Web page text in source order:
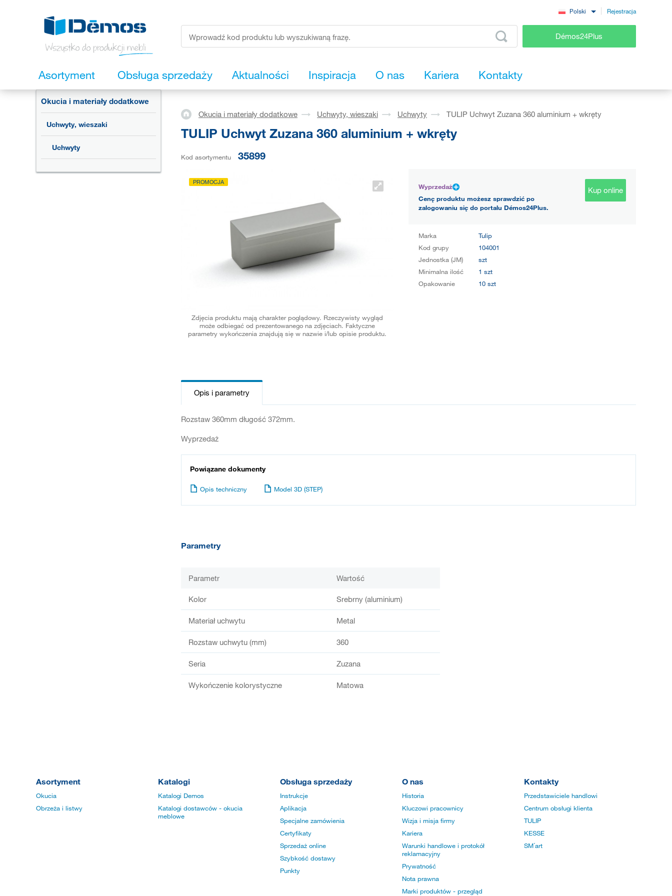
Polski Rejestracja
Démos24Plus
Asortyment Obsługa sprzedaży Aktualności Inspiracja O nas Kariera Kontakty
Okucia i materiały dodatkowe
Uchwyty, wieszaki
Uchwyty
Okucia i materiały dodatkowe Uchwyty, wieszaki Uchwyty TULIP Uchwyt Zuzana 360 aluminium + wkręty
TULIP Uchwyt Zuzana 360 aluminium + wkręty
Kod asortymentu 35899
PROMOCJA
Zdjęcia produktu mają charakter poglądowy. Rzeczywisty wygląd
może odbiegać od prezentowanego na zdjęciach. Faktyczne
parametry wykończenia znajdują się w nazwie i/lub opisie produktu.
Wyprzedaż
Cenę produktu możesz sprawdzić po
zalogowaniu się do portalu Démos24Plus.
Kup online
Marka
Tulip
Kod grupy
104001
Jednostka (JM)
szt
Minimalna ilość
1 szt
Opakowanie
10 szt
Opis i parametry
Rozstaw 360mm długość 372mm.
Wyprzedaż
Powiązane dokumenty
Opis techniczny Model 3D (STEP)
Parametry
Parametr Wartość
Kolor Srebrny (aluminium)
Materiał uchwytu Metal
Rozstaw uchwytu (mm) 360
Seria Zuzana
Wykończenie kolorystyczne Matowa
Asortyment
Okucia
Obrzeża i listwy
Katalogi
Katalogi Demos
Katalogi dostawców - okucia
meblowe
Obsługa sprzedaży
Instrukcje
Aplikacja
Specjalne zamówienia
Certyfikaty
Sprzedaż online
Szybkość dostawy
Punkty
O nas
Historia
Kluczowi pracownicy
Wizja i misja firmy
Kariera
Warunki handlowe i protokół
reklamacyjny
Prywatność
Nota prawna
Marki produktów - przegląd
Kontakty
Przedstawiciele handlowi
Centrum obsługi klienta
TULIP
KESSE
SM´art